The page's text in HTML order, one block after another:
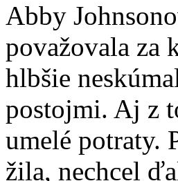
Abby
považovala za
hlbšie
postojmi. Aj z
umelé potraty.
žila, nechcel